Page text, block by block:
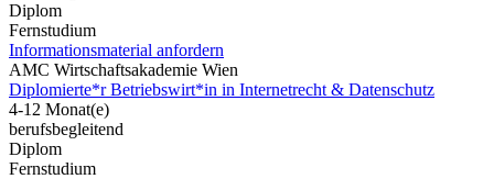
Diplom
Fernstudium
Informationsmaterial anfordern
AMC Wirtschaftsakademie Wien
Diplomierte*r Betriebswirt*in in Internetrecht & Datenschutz
4-12 Monat(e)
berufsbegleitend
Diplom
Fernstudium